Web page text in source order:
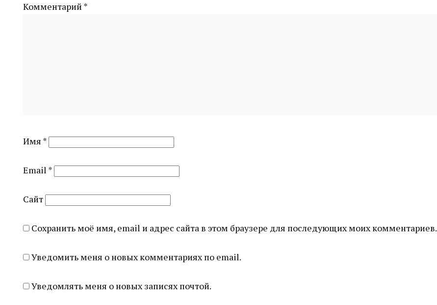
Комментарий *
Имя *
Email *
Сайт
Сохранить моё имя, email и адрес сайта в этом браузере для последующих моих комментариев.
Уведомить меня о новых комментариях по email.
Уведомлять меня о новых записях почтой.